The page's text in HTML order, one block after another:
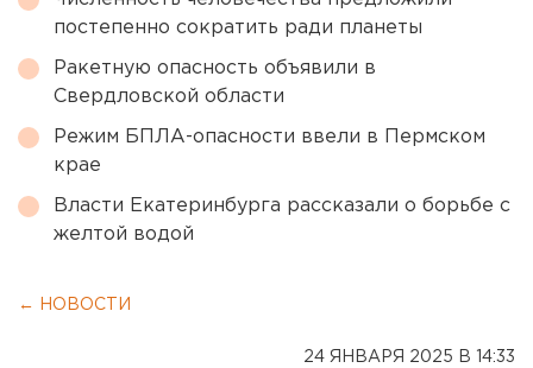
постепенно сократить ради планеты
Ракетную опасность объявили в
Свердловской области
Режим БПЛА-опасности ввели в Пермском
крае
Власти Екатеринбурга рассказали о борьбе с
желтой водой
← НОВОСТИ
24 ЯНВАРЯ 2025 В 14:33